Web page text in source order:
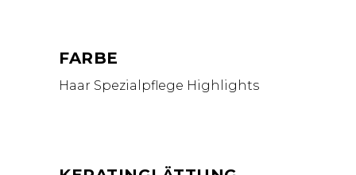
FARBE
Haar Spezialpflege Highlights